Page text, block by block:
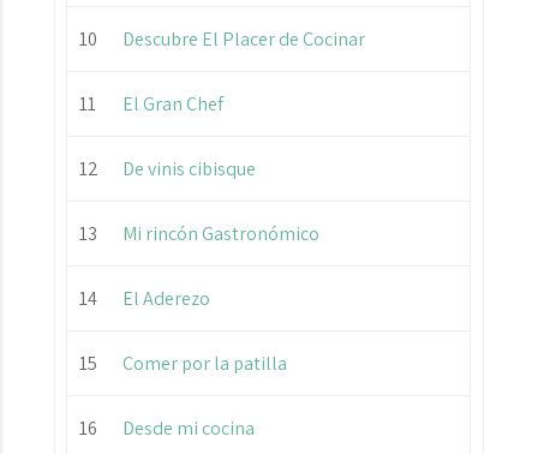
10 Descubre El Placer de Cocinar
11 El Gran Chef
12 De vinis cibisque
13 Mi rincón Gastronómico
14 El Aderezo
15 Comer por la patilla
16 Desde mi cocina